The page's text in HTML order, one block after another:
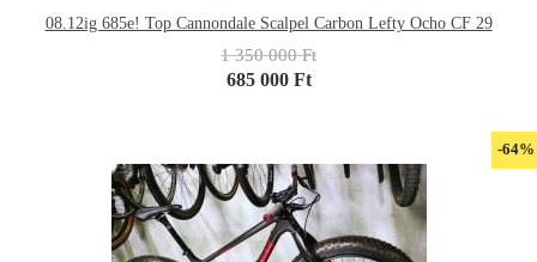
08.12ig 685e! Top Cannondale Scalpel Carbon Lefty Ocho CF 29
1 350 000 Ft
685 000 Ft
-64%